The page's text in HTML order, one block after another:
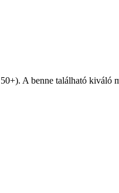
A benne található kiváló